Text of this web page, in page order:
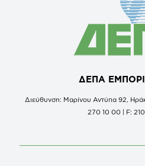
ΔΕΠΑ
Διεύθυνση: Μαρίνου Αντύπα 92,
270 10 00 | F: